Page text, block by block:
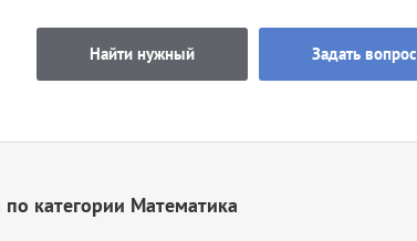
Найти нужный Задать вопрос
категории Математика